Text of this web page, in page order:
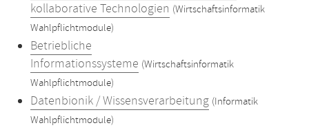
kollaborative Technologien (Wirtschaftsinformatik
Wahlpflichtmodule)
Betriebliche
Informationssysteme (Wirtschaftsinformatik
Wahlpflichtmodule)
Datenbionik / Wissensverarbeitung (Informatik
Wahlpflichtmodule)